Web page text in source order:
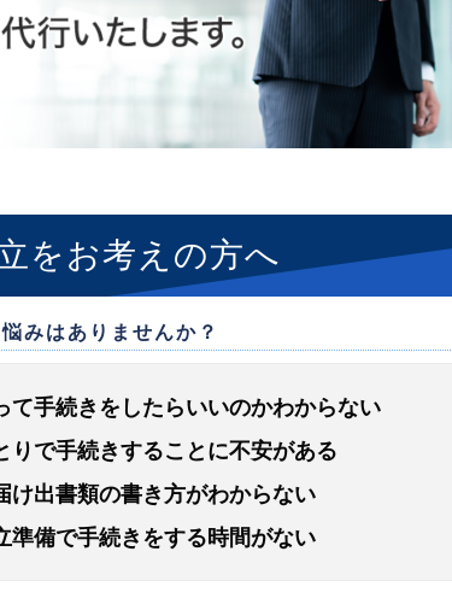
をお考えの方へ
みはありませんか？
て手続きをしたらいいのかわからない
りで手続きすることに不安がある
け出書類の書き方がわからない
準備で手続きをする時間がない